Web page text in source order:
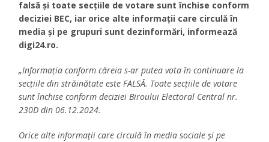
falsă şi toate secţiile de votare sunt închise conform
deciziei BEC, iar orice alte informaţii care circulă în
media şi pe grupuri sunt dezinformări, informează
digi24.ro.
„Informaţia conform căreia s-ar putea vota în continuare la
secţiile din străinătate este FALSĂ. Toate secţiile de votare
sunt închise conform deciziei Biroului Electoral Central nr.
230D din 06.12.2024.
Orice alte informaţii care circulă în media sociale şi pe